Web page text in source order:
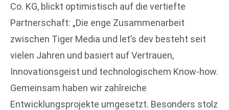
Co. KG, blickt optimistisch auf die vertiefte
Partnerschaft: „Die enge Zusammenarbeit
zwischen Tiger Media und let’s dev besteht seit
vielen Jahren und basiert auf Vertrauen,
Innovationsgeist und technologischem Know-how.
Gemeinsam haben wir zahlreiche
Entwicklungsprojekte umgesetzt. Besonders stolz